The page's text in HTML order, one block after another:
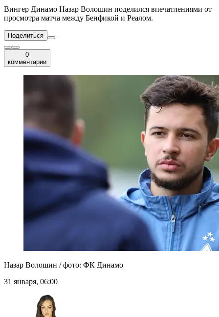
Вингер Динамо Назар Волошин поделился впечатлениями от
просмотра матча между Бенфикой и Реалом.
Поделиться
0
комментарии
Назар Волошин / фото: ФК Динамо
31 января, 06:00